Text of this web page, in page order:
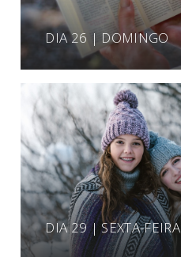
DIA 26 | DOMINGO
DIA 29 | SEXTA-FEIRA